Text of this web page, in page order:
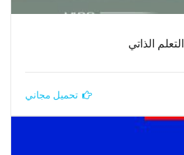
التعلم الذاتي
تحميل مجاني